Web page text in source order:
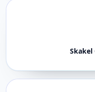
Skakel